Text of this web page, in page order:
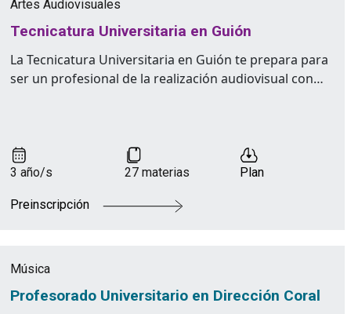
Artes Audiovisuales
Tecnicatura Universitaria en Guión
La Tecnicatura Universitaria en Guión te prepara para
ser un profesional de la realización audiovisual con…
3 año/s 27 materias Plan
Preinscripción
Música
Profesorado Universitario en Dirección Coral